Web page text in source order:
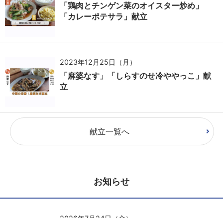
「鶏肉とチンゲン菜のオイスター炒め」
「カレーポテサラ」献立
2023年12月25日（月）
「麻婆なす」「しらすのせ冷ややっこ」献
立
献立一覧へ
お知らせ